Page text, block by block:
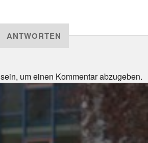
ANTWORTEN
sein, um einen Kommentar abzugeben.